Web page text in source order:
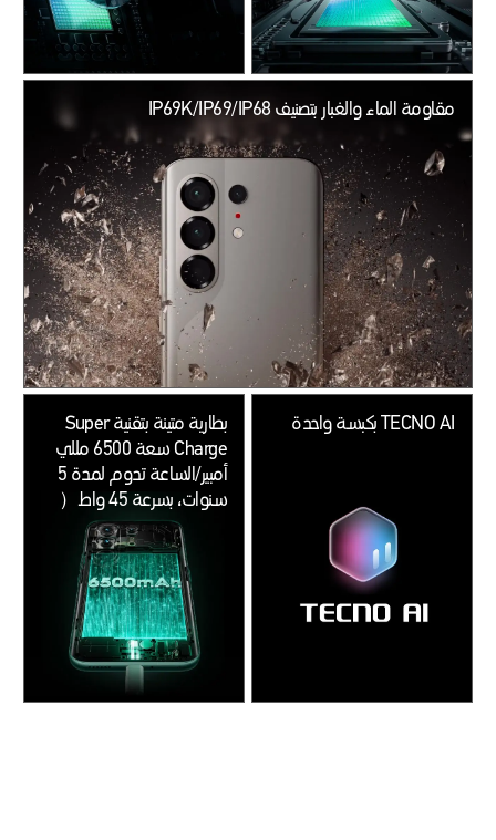
مقاومة الماء والغبار بتصنيف IP69K/IP69/IP68
TECNO AI بكبسة واحدة
بطارية متينة بتقنية Super
Charge سعة 6500 مللي
أمبير/الساعة تدوم لمدة 5
سنوات، بسرعة 45 واط（